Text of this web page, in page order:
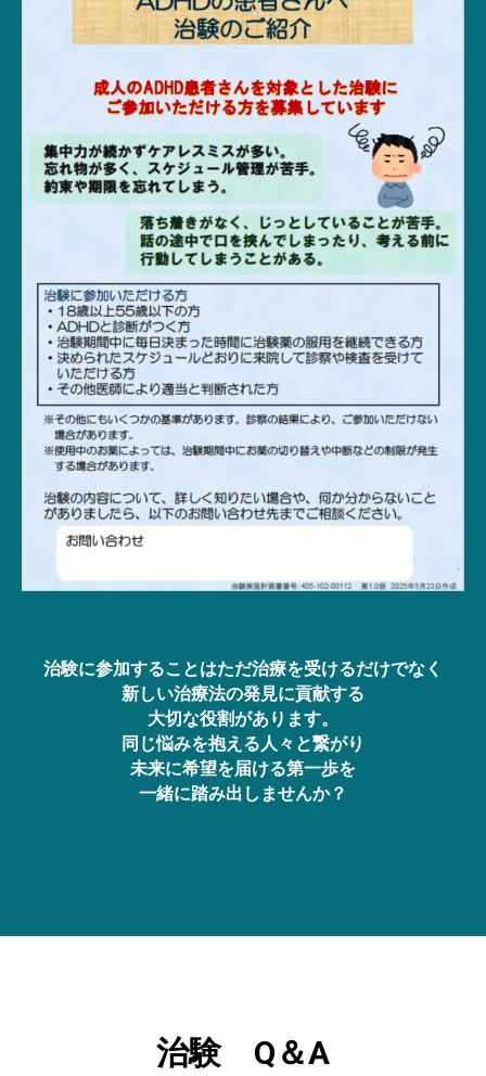
治験に参加することはただ治療を受けるだけでなく
新しい治療法の発見に貢献する
大切な役割があります。
同じ悩みを抱える人々と繋がり
未来に希望を届ける第一歩を
一緒に踏み出しませんか？
治験 Q＆A